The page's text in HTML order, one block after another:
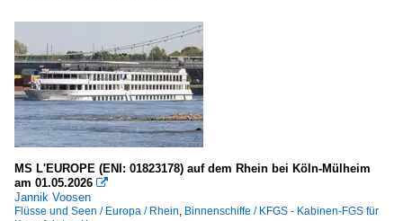
MS L'EUROPE (ENI: 01823178) auf dem Rhein bei Köln-Mülheim
am 01.05.2026 
Jannik Voosen
Flüsse und Seen / Europa / Rhein, Binnenschiffe / KFGS - Kabinen-FGS für